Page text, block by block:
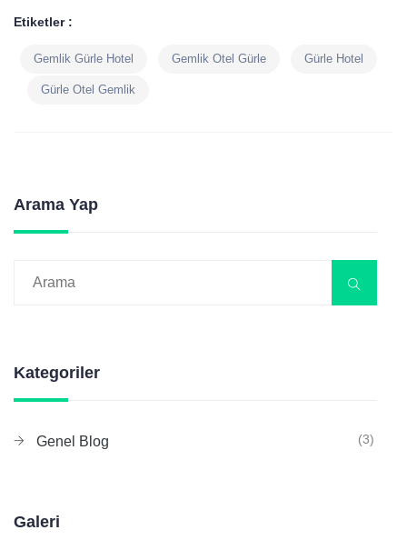
Etiketler :
Gemlik Gürle Hotel Gemlik Otel Gürle Gürle Hotel
Gürle Otel Gemlik
Arama Yap
Kategoriler
Genel Blog (3)
Galeri